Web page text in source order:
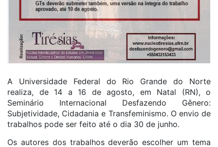
A Universidade Federal do Rio Grande do Norte
realiza, de 14 a 16 de agosto, em Natal (RN), o
Seminário Internacional Desfazendo Gênero:
Subjetividade, Cidadania e Transfeminismo. O envio de
trabalhos pode ser feito até o dia 30 de junho.
Os autores dos trabalhos deverão escolher um tema